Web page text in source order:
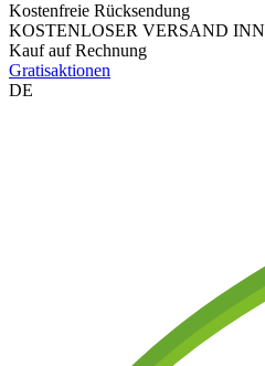
Kostenfreie Rücksendung
KOSTENLOSER VERSAND
Kauf auf Rechnung
Gratisaktionen
DE